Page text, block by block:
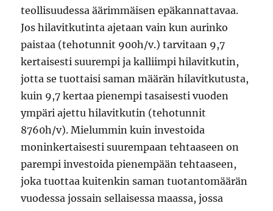
teollisuudessa äärimmäisen epäkannattavaa.
Jos hilavitkutinta ajetaan vain kun aurinko
paistaa (tehotunnit 900h/v.) tarvitaan 9,7
kertaisesti suurempi ja kalliimpi hilavitkutin,
jotta se tuottaisi saman määrän hilavitkutusta,
kuin 9,7 kertaa pienempi tasaisesti vuoden
ympäri ajettu hilavitkutin (tehotunnit
8760h/v). Mielummin kuin investoida
moninkertaisesti suurempaan tehtaaseen on
parempi investoida pienempään tehtaaseen,
joka tuottaa kuitenkin saman tuotantomäärän
vuodessa jossain sellaisessa maassa, jossa